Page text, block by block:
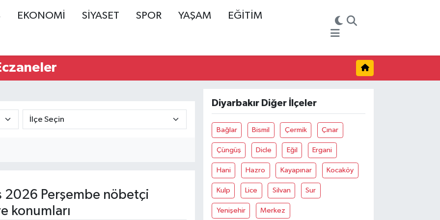
EKONOMİ SİYASET SPOR YAŞAM EĞİTİM
2026 Perşembe nöbetçi
konumları
Diyarbakır Diğer İlçeler
Bağlar Bismil Çermik Çınar
Çüngüş Dicle Eğil Ergani
Hani Hazro Kayapınar Kocaköy
Kulp Lice Silvan Sur
Yenişehir Merkez